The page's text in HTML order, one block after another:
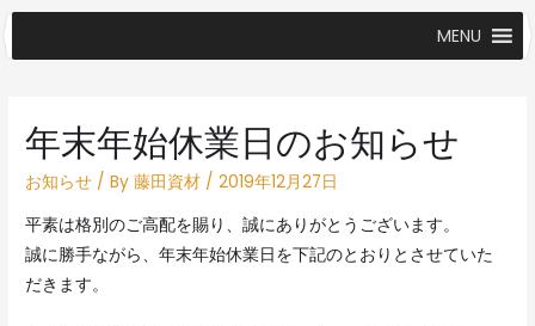
MENU
年末年始休業日のお知らせ
お知らせ / By藤田資材 /2019年12月27日
平素は格別のご高配を賜り、誠にありがとうございます。
誠に勝手ながら、年末年始休業日を下記のとおりとさせていた
だきます。